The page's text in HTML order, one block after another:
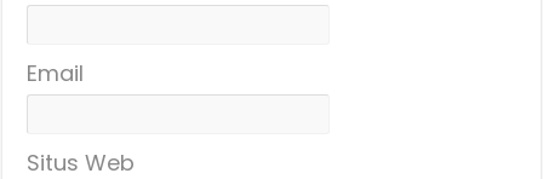
Email
Situs Web